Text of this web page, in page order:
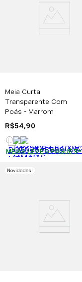
Meia Curta
Transparente Com
Poás - Marrom
R$54,90
MEIAS LEVE 6 PAGUE 3*
Novidades!